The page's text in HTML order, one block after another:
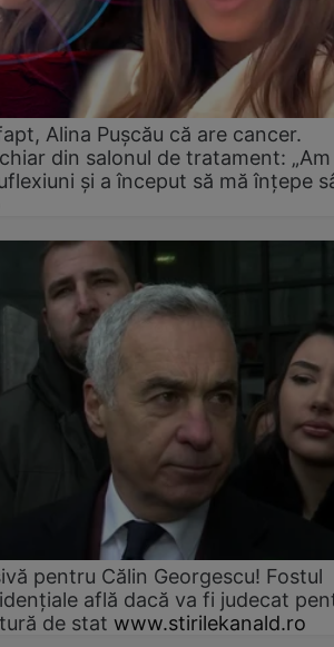
Alina Pușcău că are cancer.
din salonul de tratament:
și a început să mă înțepe
pentru Călin Georgescu! Fostul
află dacă va fi judecat
de stat www.stirilekanald.ro